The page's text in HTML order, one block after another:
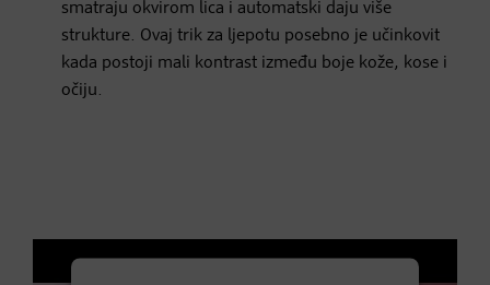
smatraju okvirom lica i automatski daju više
strukture. Ovaj trik za ljepotu posebno je učinkovit
kada postoji mali kontrast između boje kože, kose i
očiju.